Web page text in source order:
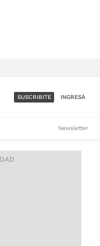
MES
SUSCRIBITE INGRESÁ
Newsletter